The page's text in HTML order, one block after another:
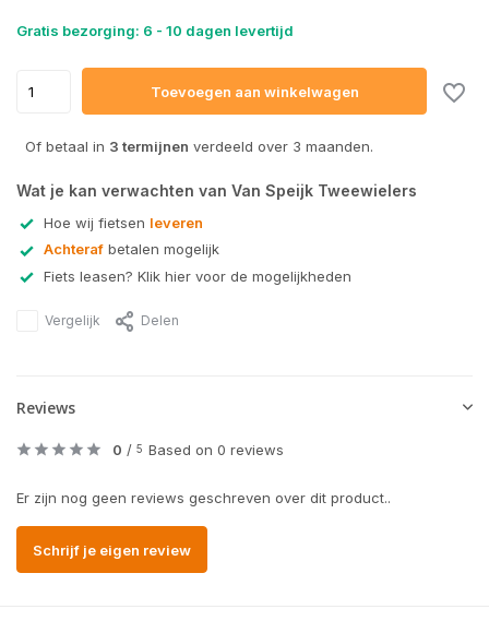
Gratis bezorging: 6 - 10 dagen levertijd
Toevoegen aan winkelwagen
Of betaal in 3 termijnen verdeeld over 3 maanden.
Wat je kan verwachten van Van Speijk Tweewielers
Hoe wij fietsen leveren
Achteraf betalen mogelijk
Fiets leasen? Klik hier voor de mogelijkheden
Vergelijk Delen
Reviews
0 / 5 Based on 0 reviews
Er zijn nog geen reviews geschreven over dit product..
Schrijf je eigen review